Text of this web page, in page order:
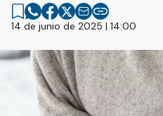
14 de junio de 2025 | 14:00